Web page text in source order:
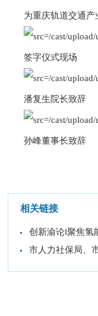
为重庆轨道交通
签字仪式现场
潘复生院长致辞
孙峰董事长致辞
相关链接
创新渝论‖聚焦氢
市人力社保局、